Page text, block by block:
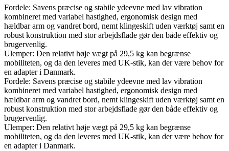
Fordele: Savens præcise og stabile ydeevne med lav vibration
kombineret med variabel hastighed, ergonomisk design med
hældbar arm og vandret bord, nemt klingeskift uden værktøj samt en
robust konstruktion med stor arbejdsflade gør den både effektiv og
brugervenlig.
Ulemper: Den relativt høje vægt på 29,5 kg kan begrænse
mobiliteten, og da den leveres med UK-stik, kan der være behov for
en adapter i Danmark.
Fordele: Savens præcise og stabile ydeevne med lav vibration
kombineret med variabel hastighed, ergonomisk design med
hældbar arm og vandret bord, nemt klingeskift uden værktøj samt en
robust konstruktion med stor arbejdsflade gør den både effektiv og
brugervenlig.
Ulemper: Den relativt høje vægt på 29,5 kg kan begrænse
mobiliteten, og da den leveres med UK-stik, kan der være behov for
en adapter i Danmark.